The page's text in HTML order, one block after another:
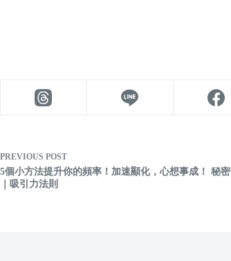
PREVIOUS POST
5個小方法提升你的頻率！加速顯化，心想事成！ 秘密
｜吸引力法則